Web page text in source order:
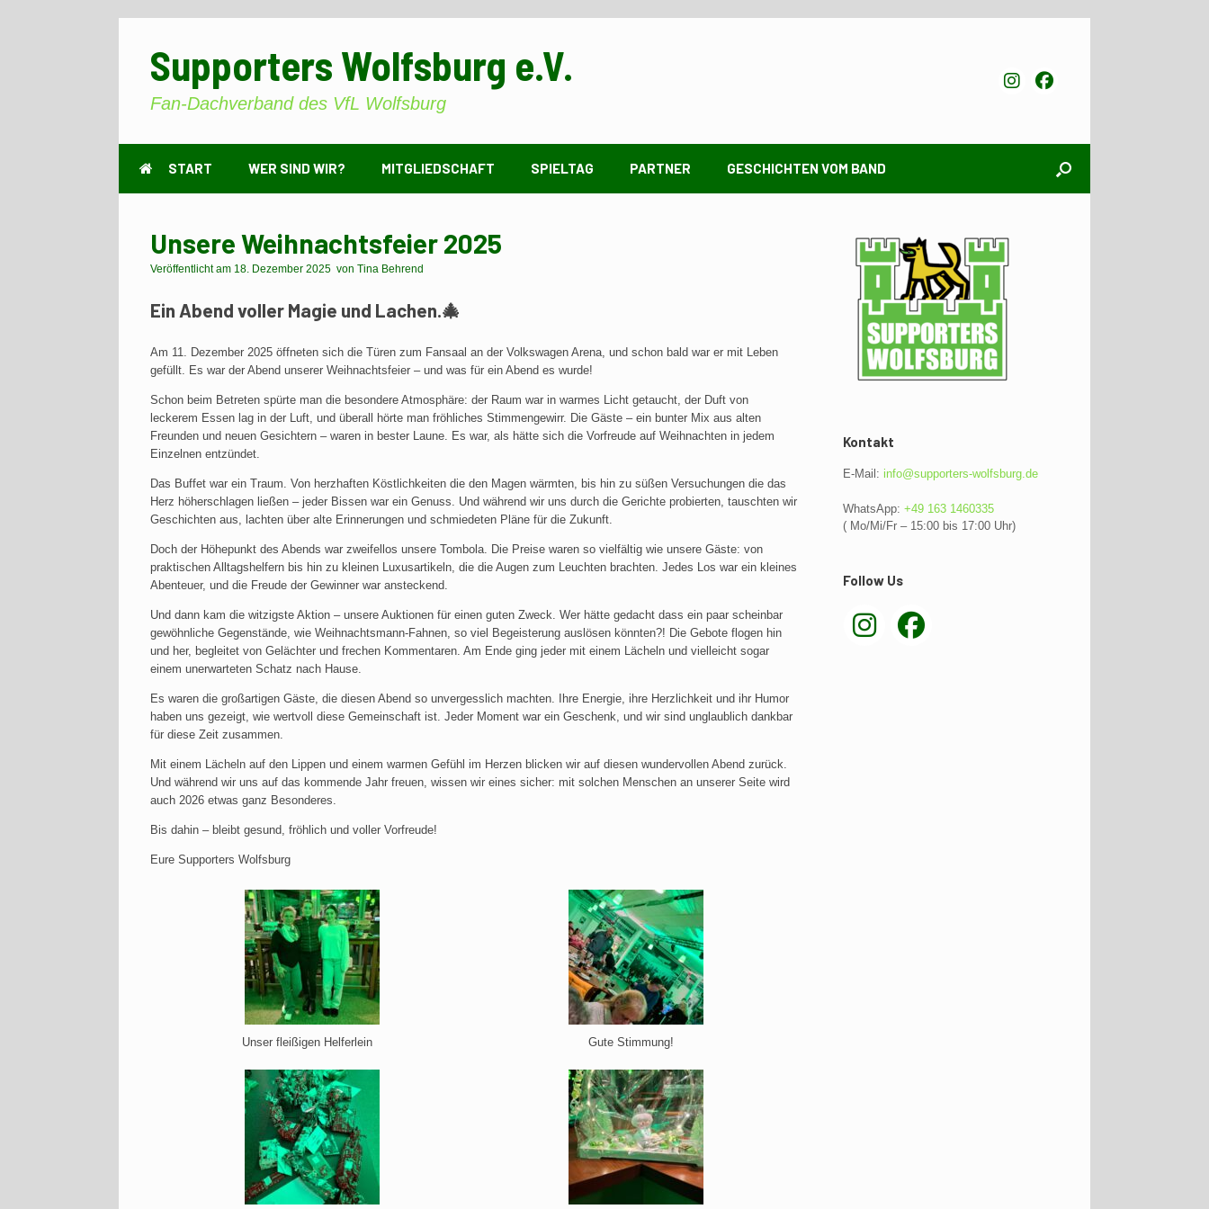
springenSupporters Wolfsburg e.V.
Fan-Dachverband des VfL Wolfsburg
START WER SIND WIR? MITGLIEDSCHAFT SPIELTAG PARTNER GESCHICHTEN VOM BAND
Unsere Weihnachtsfeier 2025
Veröffentlicht am 18. Dezember 2025 von Tina Behrend
Ein Abend voller Magie und Lachen.🎄
Am 11. Dezember 2025 öffneten sich die Türen zum Fansaal an der Volkswagen Arena, und schon bald war er mit Leben
gefüllt. Es war der Abend unserer Weihnachtsfeier – und was für ein Abend es wurde!
Schon beim Betreten spürte man die besondere Atmosphäre: der Raum war in warmes Licht getaucht, der Duft von
leckerem Essen lag in der Luft, und überall hörte man fröhliches Stimmengewirr. Die Gäste – ein bunter Mix aus alten
Freunden und neuen Gesichtern – waren in bester Laune. Es war, als hätte sich die Vorfreude auf Weihnachten in jedem
Einzelnen entzündet.
Das Buffet war ein Traum. Von herzhaften Köstlichkeiten die den Magen wärmten, bis hin zu süßen Versuchungen die das
Herz höherschlagen ließen – jeder Bissen war ein Genuss. Und während wir uns durch die Gerichte probierten, tauschten wir
Geschichten aus, lachten über alte Erinnerungen und schmiedeten Pläne für die Zukunft.
Doch der Höhepunkt des Abends war zweifellos unsere Tombola. Die Preise waren so vielfältig wie unsere Gäste: von
praktischen Alltagshelfern bis hin zu kleinen Luxusartikeln, die die Augen zum Leuchten brachten. Jedes Los war ein kleines
Abenteuer, und die Freude der Gewinner war ansteckend.
Und dann kam die witzigste Aktion – unsere Auktionen für einen guten Zweck. Wer hätte gedacht dass ein paar scheinbar
gewöhnliche Gegenstände, wie Weihnachtsmann-Fahnen, so viel Begeisterung auslösen könnten?! Die Gebote flogen hin
und her, begleitet von Gelächter und frechen Kommentaren. Am Ende ging jeder mit einem Lächeln und vielleicht sogar
einem unerwarteten Schatz nach Hause.
Es waren die großartigen Gäste, die diesen Abend so unvergesslich machten. Ihre Energie, ihre Herzlichkeit und ihr Humor
haben uns gezeigt, wie wertvoll diese Gemeinschaft ist. Jeder Moment war ein Geschenk, und wir sind unglaublich dankbar
für diese Zeit zusammen.
Mit einem Lächeln auf den Lippen und einem warmen Gefühl im Herzen blicken wir auf diesen wundervollen Abend zurück.
Und während wir uns auf das kommende Jahr freuen, wissen wir eines sicher: mit solchen Menschen an unserer Seite wird
auch 2026 etwas ganz Besonderes.
Bis dahin – bleibt gesund, fröhlich und voller Vorfreude!
Eure Supporters Wolfsburg
Unser fleißigen Helferlein Gute Stimmung!
Kontakt
E-Mail:info@supporters-wolfsburg.de
WhatsApp:+49 163 1460335
( Mo/Mi/Fr – 15:00 bis 17:00 Uhr)
Follow Us